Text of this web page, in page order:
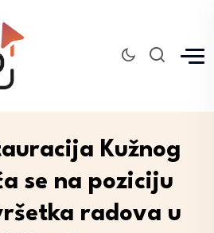
Kužnog
se na poziciju
radova u